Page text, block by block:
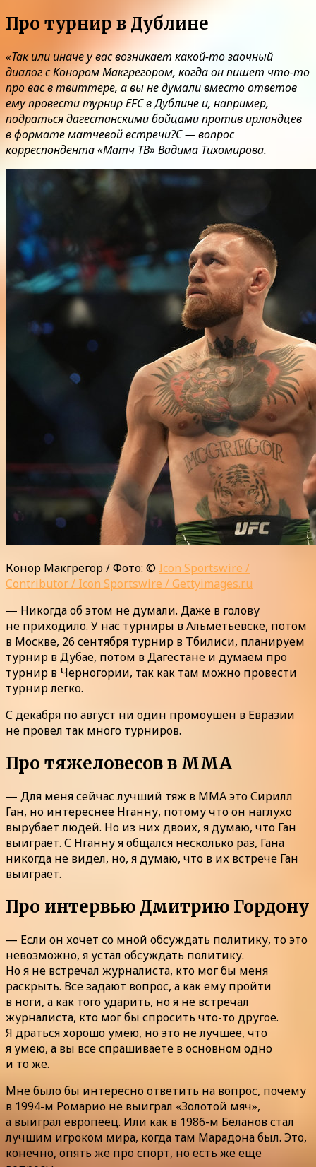
Про турнир в Дублине
«Так или иначе у вас возникает какой-то заочный
диалог с Конором Макгрегором, когда он пишет что-то
про вас в твиттере, а вы не думали вместо ответов
ему провести турнир EFC в Дублине и, например,
подраться дагестанскими бойцами против ирландцев
в формате матчевой встречи?С — вопрос
корреспондента «Матч ТВ» Вадима Тихомирова.
Конор Макгрегор / Фото: © Icon Sportswire /
Contributor / Icon Sportswire / Gettyimages.ru
— Никогда об этом не думали. Даже в голову
не приходило. У нас турниры в Альметьевске, потом
в Москве, 26 сентября турнир в Тбилиси, планируем
турнир в Дубае, потом в Дагестане и думаем про
турнир в Черногории, так как там можно провести
турнир легко.
С декабря по август ни один промоушен в Евразии
не провел так много турниров.
Про тяжеловесов в ММА
— Для меня сейчас лучший тяж в ММА это Сирилл
Ган, но интереснее Нганну, потому что он наглухо
вырубает людей. Но из них двоих, я думаю, что Ган
выиграет. С Нганну я общался несколько раз, Гана
никогда не видел, но, я думаю, что в их встрече Ган
выиграет.
Про интервью Дмитрию Гордону
— Если он хочет со мной обсуждать политику, то это
невозможно, я устал обсуждать политику.
Но я не встречал журналиста, кто мог бы меня
раскрыть. Все задают вопрос, а как ему пройти
в ноги, а как того ударить, но я не встречал
журналиста, кто мог бы спросить что-то другое.
Я драться хорошо умею, но это не лучшее, что
я умею, а вы все спрашиваете в основном одно
и то же.
Мне было бы интересно ответить на вопрос, почему
в 1994-м Ромарио не выиграл «Золотой мяч»,
а выиграл европеец. Или как в 1986-м Беланов стал
лучшим игроком мира, когда там Марадона был. Это,
конечно, опять же про спорт, но есть же еще